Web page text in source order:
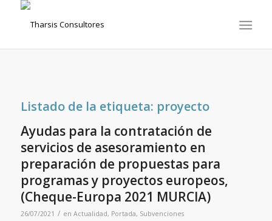
Listado de la etiqueta: proyecto
Ayudas para la contratación de
servicios de asesoramiento en
preparación de propuestas para
programas y proyectos europeos,
(Cheque-Europa 2021 MURCIA)
26/07/2021 / en Actualidad, Portada, Subvenciones